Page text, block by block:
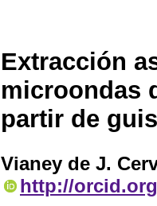
Extracción
microondas
partir de
Vianey de J.
http://